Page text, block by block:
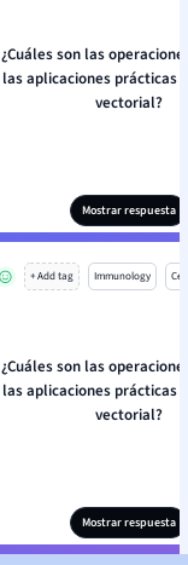
¿Cuáles son las
las aplicaciones prácticas
vectorial?
Mostrar respuesta
+ Add tag Immunology
¿Cuáles son las
las aplicaciones prácticas
vectorial?
Mostrar respuesta